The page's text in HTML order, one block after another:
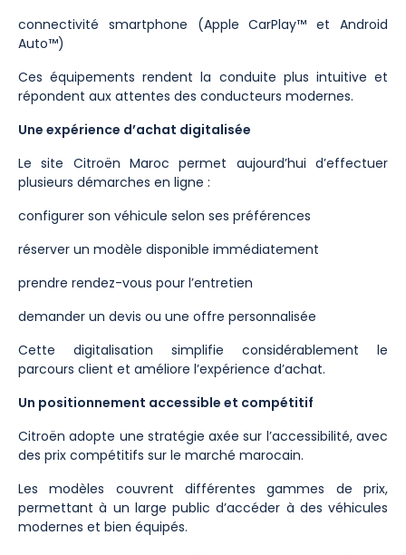
connectivité smartphone (Apple CarPlay™ et Android
Auto™)
Ces équipements rendent la conduite plus intuitive et
répondent aux attentes des conducteurs modernes.
Une expérience d’achat digitalisée
Le site Citroën Maroc permet aujourd’hui d’effectuer
plusieurs démarches en ligne :
configurer son véhicule selon ses préférences
réserver un modèle disponible immédiatement
prendre rendez-vous pour l’entretien
demander un devis ou une offre personnalisée
Cette digitalisation simplifie considérablement le
parcours client et améliore l’expérience d’achat.
Un positionnement accessible et compétitif
Citroën adopte une stratégie axée sur l’accessibilité, avec
des prix compétitifs sur le marché marocain.
Les modèles couvrent différentes gammes de prix,
permettant à un large public d’accéder à des véhicules
modernes et bien équipés.